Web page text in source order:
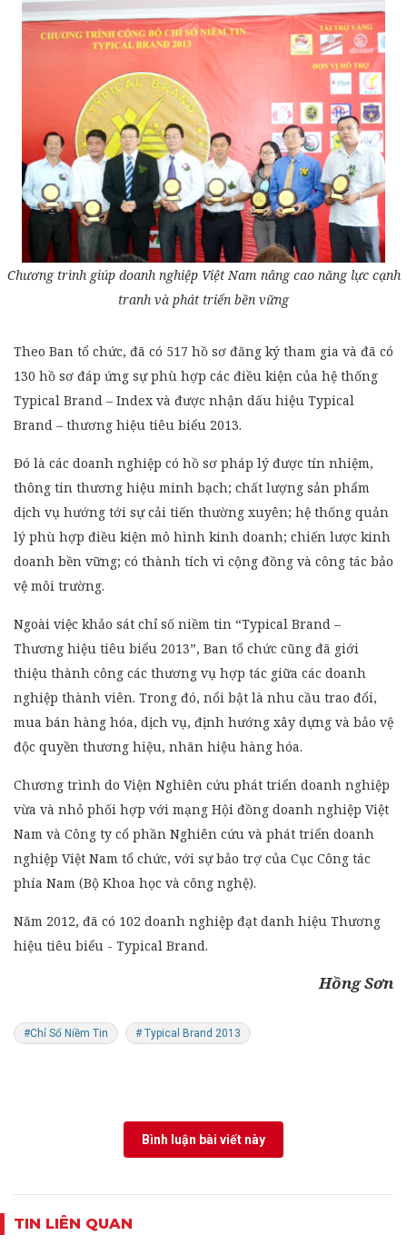
Chương trình giúp doanh nghiệp Việt Nam nâng cao năng lực cạnh
tranh và phát triển bền vững
Theo Ban tổ chức, đã có 517 hồ sơ đăng ký tham gia và đã có
130 hồ sơ đáp ứng sự phù hợp các điều kiện của hệ thống
Typical Brand – Index và được nhận dấu hiệu Typical
Brand – thương hiệu tiêu biểu 2013.
Đó là các doanh nghiệp có hồ sơ pháp lý được tín nhiệm,
thông tin thương hiệu minh bạch; chất lượng sản phẩm
dịch vụ hướng tới sự cải tiến thường xuyên; hệ thống quản
lý phù hợp điều kiện mô hình kinh doanh; chiến lược kinh
doanh bền vững; có thành tích vì cộng đồng và công tác bảo
vệ môi trường.
Ngoài việc khảo sát chỉ số niềm tin “Typical Brand –
Thương hiệu tiêu biểu 2013”, Ban tổ chức cũng đã giới
thiệu thành công các thương vụ hợp tác giữa các doanh
nghiệp thành viên. Trong đó, nổi bật là nhu cầu trao đổi,
mua bán hàng hóa, dịch vụ, định hướng xây dựng và bảo vệ
độc quyền thương hiệu, nhãn hiệu hàng hóa.
Chương trình do Viện Nghiên cứu phát triển doanh nghiệp
vừa và nhỏ phối hợp với mạng Hội đồng doanh nghiệp Việt
Nam và Công ty cổ phần Nghiên cứu và phát triển doanh
nghiệp Việt Nam tổ chức, với sự bảo trợ của Cục Công tác
phía Nam (Bộ Khoa học và công nghệ).
Năm 2012, đã có 102 doanh nghiệp đạt danh hiệu Thương
hiệu tiêu biểu - Typical Brand.
Hồng Sơn
#Chỉ Số Niềm Tin # Typical Brand 2013
Bình luận bài viết này
TIN LIÊN QUAN